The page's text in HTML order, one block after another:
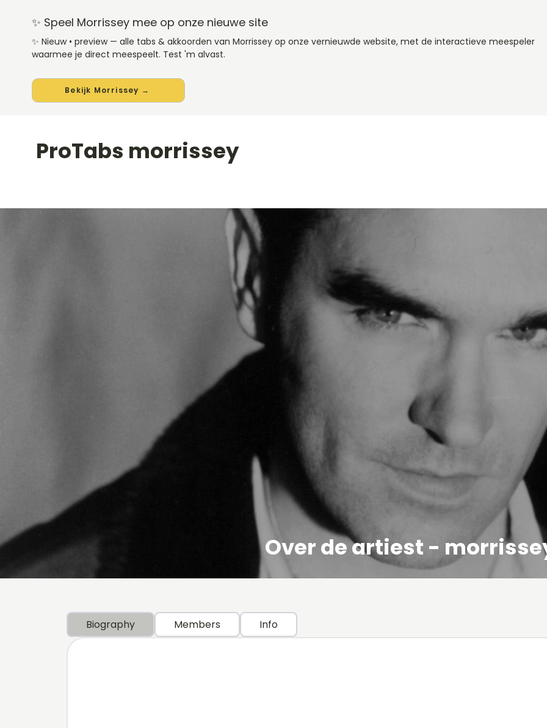
✨ Speel Morrissey mee op onze nieuwe site
✨ Nieuw • preview — alle tabs & akkoorden van Morrissey op onze vernieuwde website, met de interactieve meespeler
waarmee je direct meespeelt. Test 'm alvast.
Bekijk Morrissey →
ProTabs morrissey
Over de artiest -
Biography Members Info